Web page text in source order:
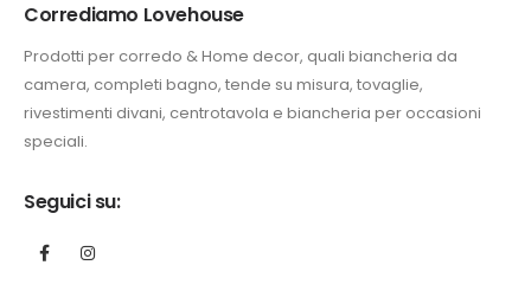
Corrediamo Lovehouse
Prodotti per corredo & Home decor, quali biancheria da
camera, completi bagno, tende su misura, tovaglie,
rivestimenti divani, centrotavola e biancheria per occasioni
speciali.
Seguici su: